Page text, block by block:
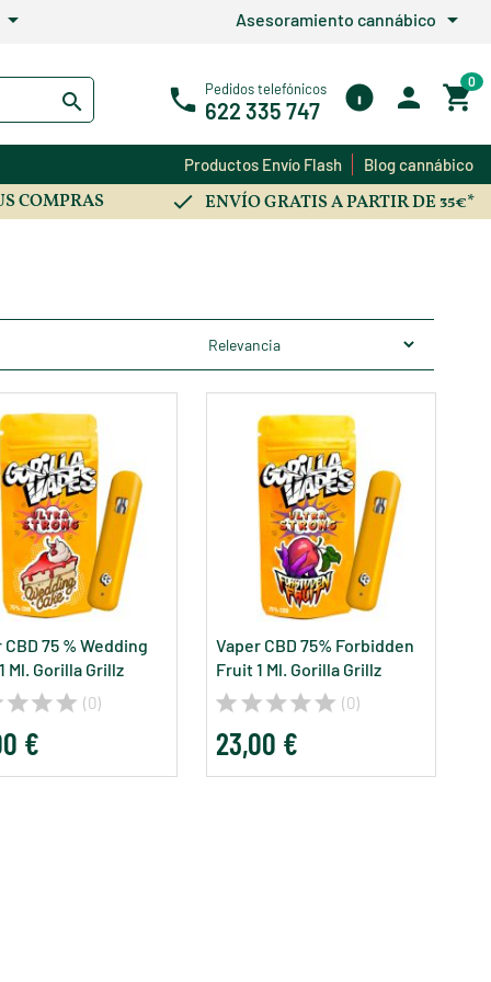
arrow_drop_down Asesoramiento cannábico arrow_drop_down
Pedidos telefónicos
622 335 747
0
Productos Envío Flash Blog cannábico
COMPRAS ENVÍO GRATIS A PARTIR DE 35€*
75 % Wedding
Ml. Gorilla Grillz
(0)
€
Vaper CBD 75% Forbidden
Fruit 1 Ml. Gorilla Grillz
(0)
23,00 €